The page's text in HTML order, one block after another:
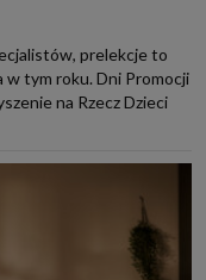
prelekcje to
w tym roku. Dni Promocji
na Rzecz Dzieci